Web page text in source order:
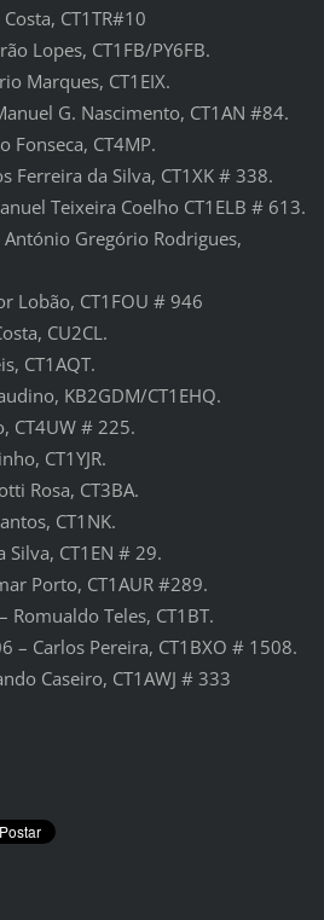
CT1TR#10
Lopes, CT1FB/PY6FB.
Marques, CT1EIX.
G. Nascimento, CT1AN #84.
Fonseca, CT4MP.
Ferreira da Silva, CT1XK # 338.
Teixeira Coelho CT1ELB # 613.
Gregório Rodrigues,
Lobão, CT1FOU # 946
CU2CL.
CT1AQT.
KB2GDM/CT1EHQ.
CT4UW # 225.
CT1YJR.
Rosa, CT3BA.
CT1NK.
Silva, CT1EN # 29.
Porto, CT1AUR #289.
Romualdo Teles, CT1BT.
– Carlos Pereira, CT1BXO # 1508.
Caseiro, CT1AWJ # 333